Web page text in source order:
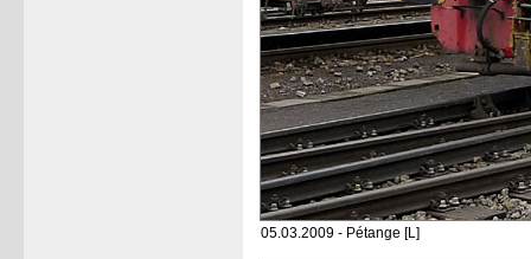
05.03.2009 - Pétange [L]